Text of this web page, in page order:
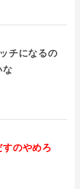
チになるの
な
のやめろ